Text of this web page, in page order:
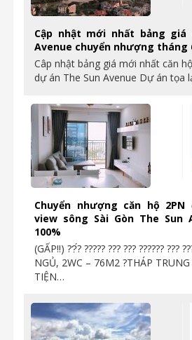
Cập nhật mới nhất bảng giá
Avenue chuyển nhượng tháng
Câp nhật bảng giá mới nhất căn
dự án The Sun Avenue Dự án tọa
Chuyển nhượng căn hộ
view sông Sài Gòn The Sun
100%
(GẤP‼️) ??́? ????? ??? ??? ?????? ???
NGỦ, 2WC – 76M2 ?THÁP
TIỆN…